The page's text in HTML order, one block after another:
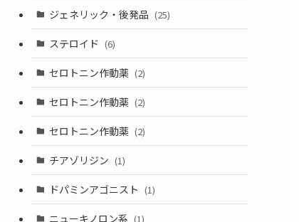
ジェネリック・後発品 (25)
ステロイド (6)
セロトニン作動薬 (2)
セロトニン作動薬 (2)
セロトニン作動薬 (2)
チアゾリジン (1)
ドパミンアゴニスト (1)
ニューキノロン系 (1)